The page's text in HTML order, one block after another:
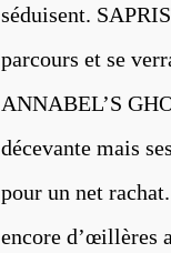
séduisent.
parcours et se
ANNABEL’S
décevante mais
pour un net
encore d’œillères